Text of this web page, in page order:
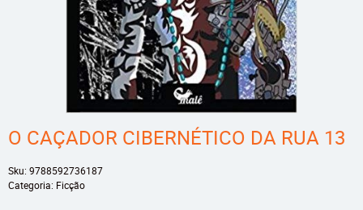
O CAÇADOR CIBERNÉTICO DA RUA 13
Sku: 9788592736187
Categoria: Ficção